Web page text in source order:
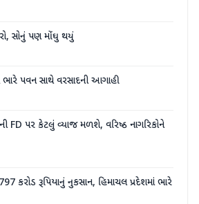
સોનું પણ મોંઘુ થયું
પવન સાથે વરસાદની આગાહી
FD પર કેટલું વ્યાજ મળશે, વરિષ્ઠ નાગરિકોને
કરોડ રૂપિયાનું નુકસાન, હિમાચલ પ્રદેશમાં ભારે